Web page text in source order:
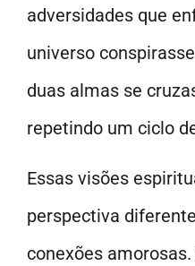
adversidades que
universo
duas almas se
repetindo um ciclo
Essas visões
perspectiva
conexões